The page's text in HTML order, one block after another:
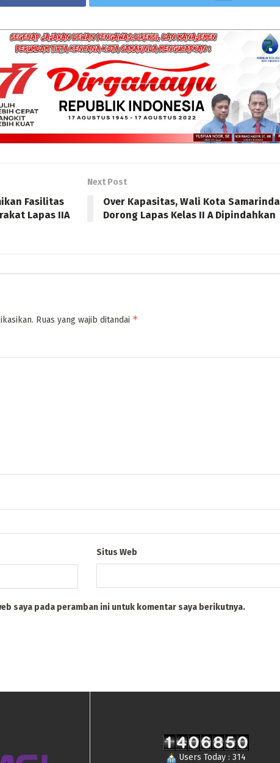
Fasilitas
Lapas IIA
Next Post
Over Kapasitas, Wali Kota Samarinda
Dorong Lapas Kelas II A Dipindahkan
Ruas yang wajib ditandai *
Situs Web
saya pada peramban ini untuk komentar saya berikutnya.
Users Today : 314